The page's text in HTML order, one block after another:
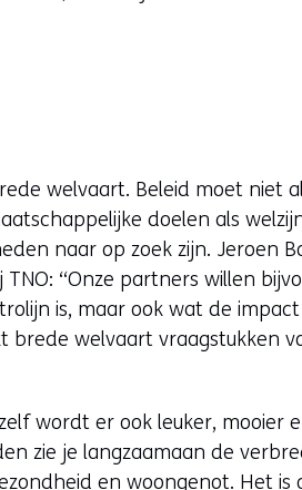
welvaart. Beleid moet niet
doelen als
naar op zoek zijn. Jeroen
“Onze partners willen
is, maar ook wat de
brede welvaart vraagstukken
wordt er ook leuker, mooier
zie je langzaamaan de
en woongenot. Het is